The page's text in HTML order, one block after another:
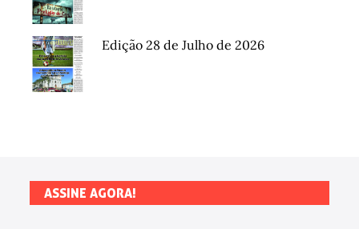
Edição 28 de Julho de 2026
ASSINE AGORA!